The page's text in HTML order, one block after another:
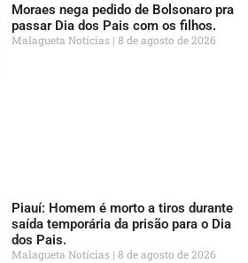
Moraes nega pedido de Bolsonaro pra
passar Dia dos Pais com os filhos.
Malagueta Notícias 8 de agosto de 2026
Piauí: Homem é morto a tiros durante
saída temporária da prisão para o Dia
dos Pais.
Malagueta Notícias 8 de agosto de 2026